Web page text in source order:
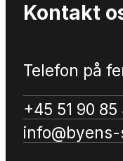
Kontakt
Telefon på
+45 51 90 85